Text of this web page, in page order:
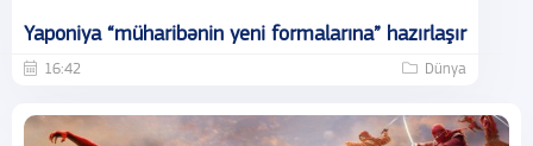
Yaponiya “müharibənin yeni formalarına” hazırlaşır
16:42 Dünya